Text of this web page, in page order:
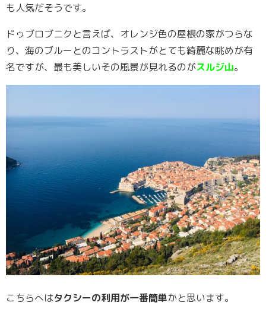
も人気だそうです。
ドゥブロブニクと言えば、オレンジ色の屋根の家がつらな
り、海のブルーとのコントラストがとても綺麗な眺めが有
名ですが、最も美しいその風景が見れるのがスルジ山。
こちらへはタクシーの利用が一番簡単かと思います。